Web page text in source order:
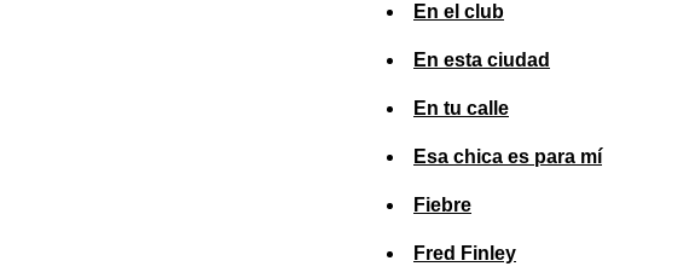
En el club
En esta ciudad
En tu calle
Esa chica es para mí
Fiebre
Fred Finley